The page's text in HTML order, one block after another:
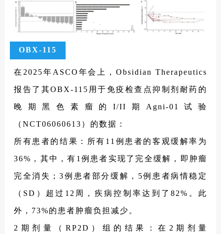
OBX-115
在2025年ASCO年会上，Obsidian Therapeutics
报告了其OBX-115用于免疫检查点抑制剂耐药的
晚期黑色素瘤的I/II期Agni-01试验
（NCT06060613）的数据：
所有患者的结果：所有11例患者的客观缓解率为
36%，其中，有1例患者实现了完全缓解，即肿瘤
完全消失；3例患者部分缓解，5例患者病情稳定
（SD）超过12周，疾病控制率达到了82%。此
外，73%的患者肿瘤负担减少。
2期剂量（RP2D）组的结果：在2期剂量